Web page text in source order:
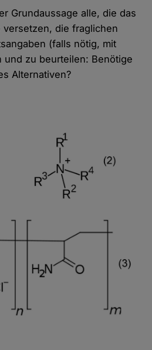
Grundaussage alle, die das
die fraglichen
(falls nötig, mit
und zu beurteilen: Benötige
Alternativen?